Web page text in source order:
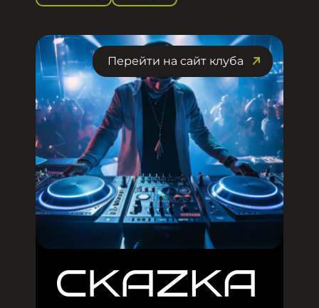
Перейти на сайт клуба